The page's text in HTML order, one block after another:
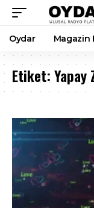
Oydar Magazin
Etiket: